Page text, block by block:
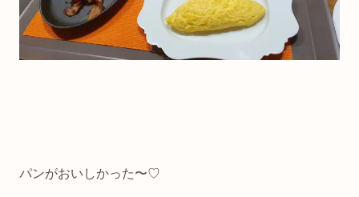
パンがおいしかった〜♡